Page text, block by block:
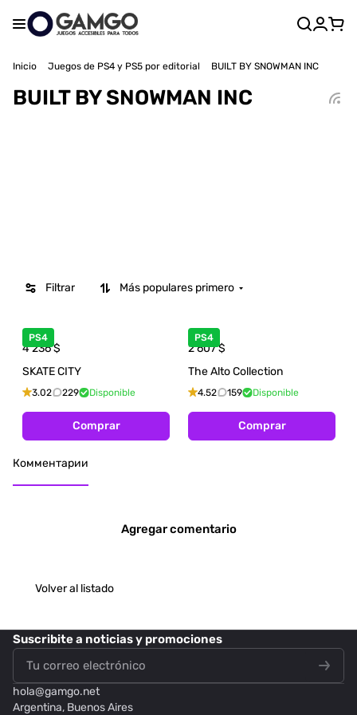
Inicio Juegos de PS4 y PS5 por editorial BUILT BY SNOWMAN INC
BUILT BY SNOWMAN INC
Filtrar Más populares primero
PS4
4 236$
SKATE CITY
3.02 229 Disponible
Comprar
PS4
2 607$
The Alto Collection
4.52 159 Disponible
Comprar
Комментарии
Agregar comentario
Volver al listado
Suscribitea noticias y promociones
hola@gamgo.net
Argentina, Buenos Aires